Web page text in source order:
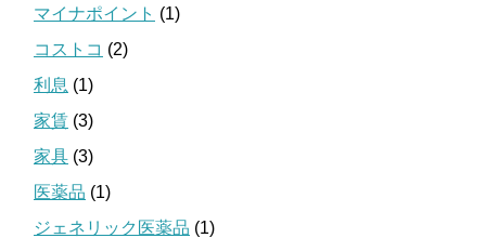
マイナポイント (1)
コストコ (2)
利息 (1)
家賃 (3)
家具 (3)
医薬品 (1)
ジェネリック医薬品 (1)